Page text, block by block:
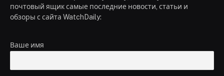
почтовый ящик самые последние новости, статьи и
обзоры с сайта WatchDaily:
Ваше имя